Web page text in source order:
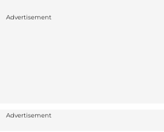
Advertisement
Advertisement